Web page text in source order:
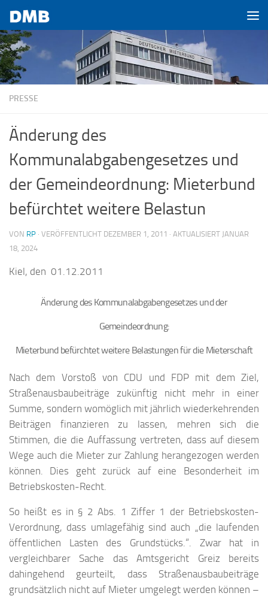
Zum Inhalt springen
PRESSE
Änderung des
Kommunalabgabengesetzes und
der Gemeindeordnung: Mieterbund
befürchtet weitere Belastun
VON RP · VERÖFFENTLICHT DEZEMBER 1, 2011 · AKTUALISIERT JANUAR
18, 2024
Kiel, den 01.12.2011
Änderung des Kommunalabgabengesetzes und der
Gemeindeordnung:
Mieterbund befürchtet weitere Belastungen für die Mieterschaft
Nach dem Vorstoß von CDU und FDP mit dem Ziel,
Straßenausbaubeiträge zukünftig nicht mehr in einer
Summe, sondern womöglich mit jährlich wiederkehrenden
Beiträgen finanzieren zu lassen, mehren sich die
Stimmen, die die Auffassung vertreten, dass auf diesem
Wege auch die Mieter zur Zahlung herangezogen werden
können. Dies geht zurück auf eine Besonderheit im
Betriebskosten-Recht.
So heißt es in § 2 Abs. 1 Ziffer 1 der Betriebskosten-
Verordnung, dass umlagefähig sind auch „die laufenden
öffentlichen Lasten des Grundstücks.“. Zwar hat in
vergleichbarer Sache das Amtsgericht Greiz bereits
dahingehend geurteilt, dass Straßenausbaubeiträge
grundsätzlich nicht auf Mieter umgelegt werden können –